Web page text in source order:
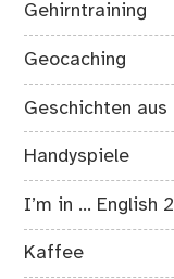
Gehirntraining
Geocaching
Geschichten aus
Handyspiele
I’m in … English
Kaffee